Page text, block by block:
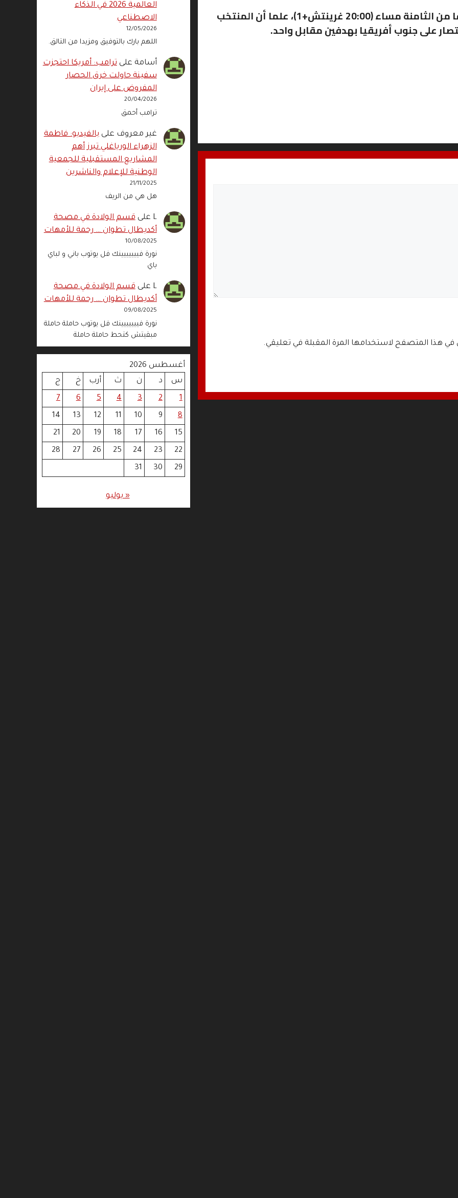
هذا ويلتقي الطرفان يوم غد الإثنين، انطلاقا من الثامنة مساء (20:00 غرينتش+1)، علما أن المنتخب
على جنوب أفريقيا بهدفين مقابل واحد.
في هذا المتصفح لاستخدامها المرة المقبلة في تعليقي.
العالمية 2026 في الذكاء
الاصطناعي
12/05/2026
اللهم بارك بالتوفيق ومزيدا من التالق.
أسامة علىترامب: أمريكا احتجزت
سفينة حاولت خرق الحصار
المفروض على إيران
20/04/2026
ترامب أحمق
غير معروف علىبالفيديو: فاطمة
الزهراء الورياغلي تبرز أهم
المشاريع المستقبلية للجمعية
الوطنية للإعلام والناشرين
21/11/2025
هل هي من الريف
L علىقسم الولادة في مصحة
أكديطال تطوان … رحمة للأمهات
10/08/2025
نورة فييييييينك فل يوتوب باني و لباي
باي
L علىقسم الولادة في مصحة
أكديطال تطوان … رحمة للأمهات
09/08/2025
نورة فييييييينك فل يوتوب حاملة حاملة
مبقيتش كتحط حاملة حاملة
أغسطس 2026
س
د ن ث أرب خ
ج
1
2
3
4
5
6
7
8
9
10
11
12
13
14
15
16
17
18
19
20
21
22
23
24
25
26
27
28
29
30
31
« يوليو